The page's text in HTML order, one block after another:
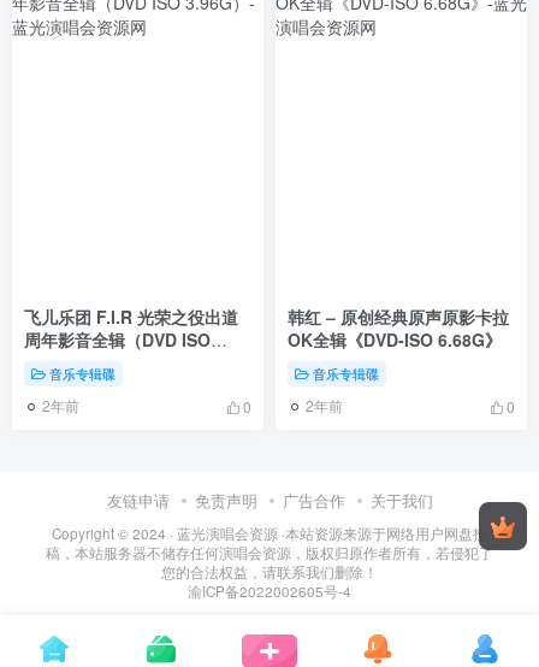
飞儿乐团 F.I.R 光荣之役出道
周年影音全辑（DVD ISO
3.96G）
音乐专辑碟
2年前 0
韩红 – 原创经典原声原影卡拉
OK全辑《DVD-ISO 6.68G》
音乐专辑碟
2年前 0
友链申请 免责声明 广告合作 关于我们
Copyright © 2024 · 蓝光演唱会资源 ·本站资源来源于网络用户网盘投
稿，本站服务器不储存任何演唱会资源，版权归原作者所有，若侵犯了
您的合法权益，请联系我们删除！
渝ICP备2022002605号-4